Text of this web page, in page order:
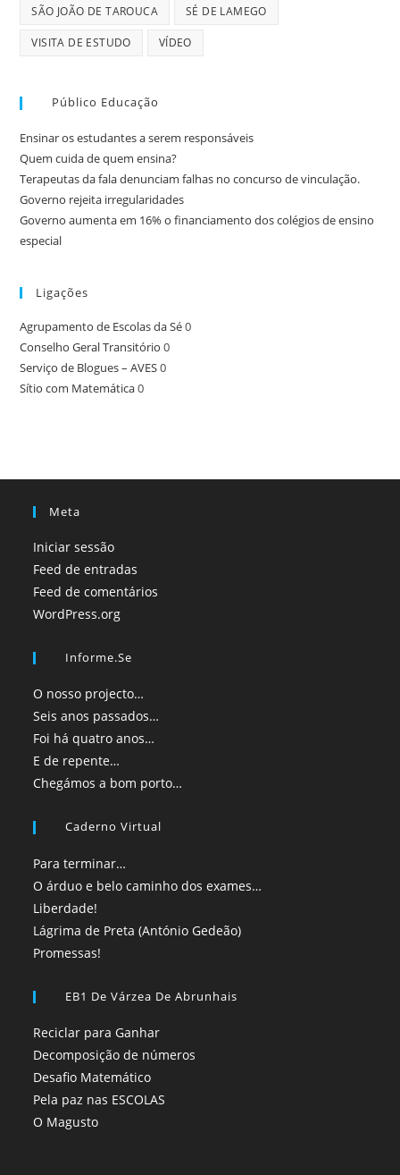
SÃO JOÃO DE TAROUCA SÉ DE LAMEGO
VISITA DE ESTUDO VÍDEO
Público Educação
Ensinar os estudantes a serem responsáveis
Quem cuida de quem ensina?
Terapeutas da fala denunciam falhas no concurso de vinculação.
Governo rejeita irregularidades
Governo aumenta em 16% o financiamento dos colégios de ensino
especial
Ligações
Agrupamento de Escolas da Sé0
Conselho Geral Transitório 0
Serviço de Blogues – AVES0
Sítio com Matemática0
Meta
Iniciar sessão
Feed de entradas
Feed de comentários
WordPress.org
Informe.se
O nosso projecto…
Seis anos passados…
Foi há quatro anos…
E de repente…
Chegámos a bom porto…
Caderno Virtual
Para terminar…
O árduo e belo caminho dos exames…
Liberdade!
Lágrima de Preta (António Gedeão)
Promessas!
EB1 De Várzea De Abrunhais
Reciclar para Ganhar
Decomposição de números
Desafio Matemático
Pela paz nas ESCOLAS
O Magusto